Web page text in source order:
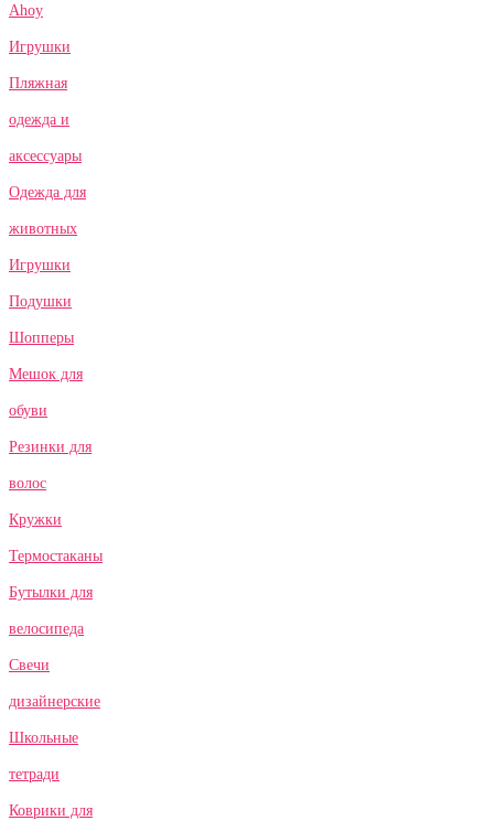
Ahoy
Игрушки
Пляжная
одежда и
аксессуары
Одежда для
животных
Игрушки
Подушки
Шопперы
Мешок для
обуви
Резинки для
волос
Кружки
Термостаканы
Бутылки для
велосипеда
Свечи
дизайнерские
Школьные
тетради
Коврики для